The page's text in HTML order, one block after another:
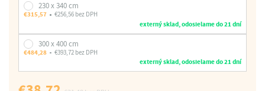
230 x 340 cm
€315,57
€256,56 bez DPH
externý sklad, odosielame do 21 dní
300 x 400 cm
€484,28
€393,72 bez DPH
externý sklad, odosielame do 21 dní